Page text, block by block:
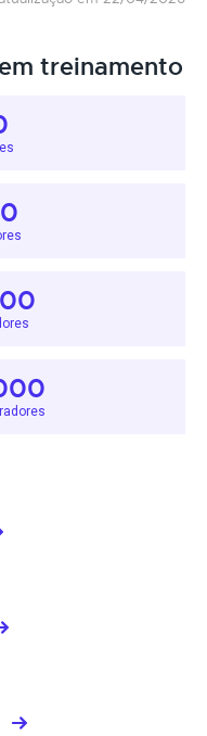
treinamento